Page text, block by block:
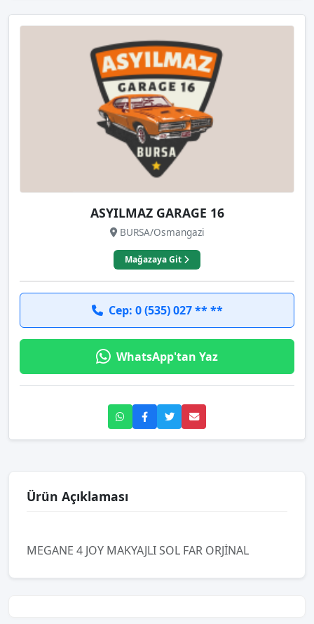
ASYILMAZ GARAGE 16
BURSA/Osmangazi
Mağazaya Git
Cep: 0 (535) 027 ** **
WhatsApp'tan Yaz
Ürün Açıklaması
MEGANE 4 JOY MAKYAJLI SOL FAR ORJİNAL